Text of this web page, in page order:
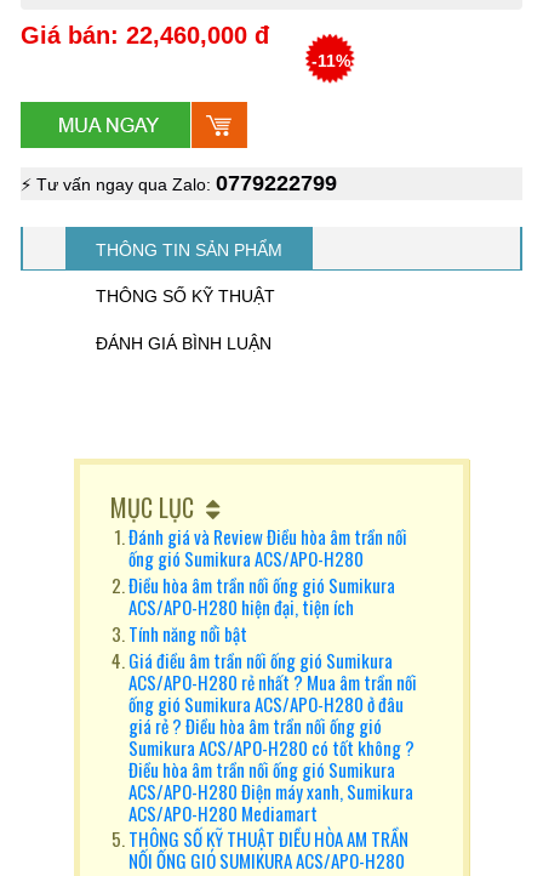
Giá bán: 22,460,000 đ
-11%
⚡ Tư vấn ngay qua Zalo: 0779222799
THÔNG TIN SẢN PHẨM
THÔNG SỐ KỸ THUẬT
ĐÁNH GIÁ BÌNH LUẬN
MỤC LỤC
Đánh giá và Review Điều hòa âm trần nối
ống gió Sumikura ACS/APO-H280
Điều hòa âm trần nối ống gió Sumikura
ACS/APO-H280 hiện đại, tiện ích
Tính năng nổi bật
Giá điều âm trần nối ống gió Sumikura
ACS/APO-H280 rẻ nhất ? Mua âm trần nối
ống gió Sumikura ACS/APO-H280 ở đâu
giá rẻ ? Điều hòa âm trần nối ống gió
Sumikura ACS/APO-H280 có tốt không ?
Điều hòa âm trần nối ống gió Sumikura
ACS/APO-H280 Điện máy xanh, Sumikura
ACS/APO-H280 Mediamart
THÔNG SỐ KỸ THUẬT ĐIỀU HÒA AM TRẦN
NỐI ỐNG GIÓ SUMIKURA ACS/APO-H280